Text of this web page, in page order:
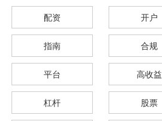
配资 开户
指南 合规
平台 高收益
杠杆 股票